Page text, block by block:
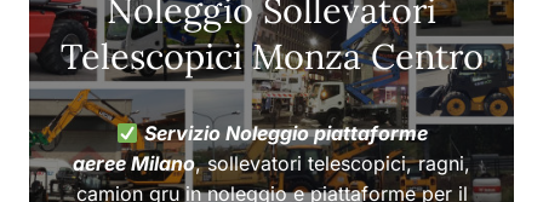
Noleggio Sollevatori
Telescopici Monza Centro
Servizio Noleggio piattaforme
aeree Milano, sollevatori telescopici, ragni,
camion gru in noleggio e piattaforme per il